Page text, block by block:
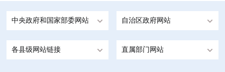
中央政府和国家部委网站 自治区政府网站
各县级网站链接 直属部门网站